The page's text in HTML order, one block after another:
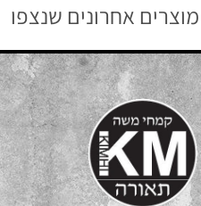
מוצרים אחרונים שנצפו